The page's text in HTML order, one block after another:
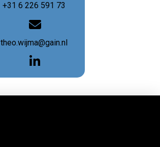
+31 6 226 591 73
theo.wijma@gain.nl